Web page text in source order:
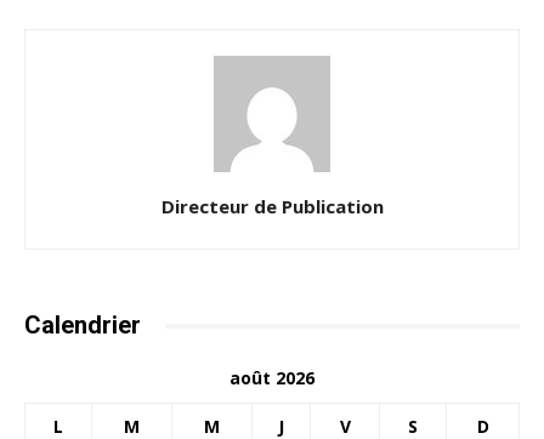
Directeur de Publication
Calendrier
août 2026
L M M J V S D